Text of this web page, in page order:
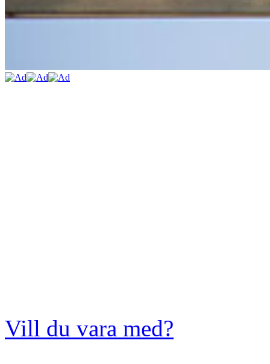
Vill du vara med?